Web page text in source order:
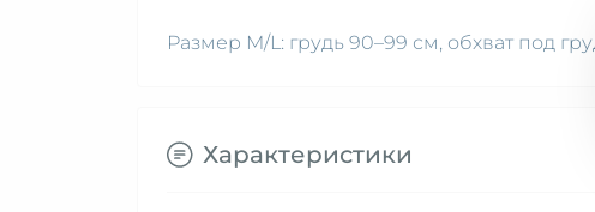
Размер M/L: грудь 90–99 см, обхват под
Характеристики